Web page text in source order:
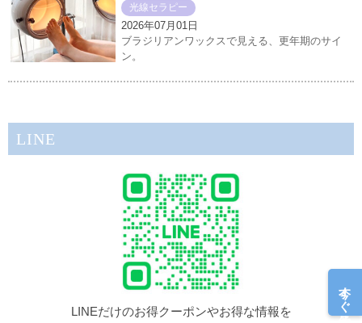
光線セラピー
2026年07月01日
ブラジリアンワックスで見える、更年期のサイ
ン。
LINE
LINEだけのお得クーポンやお得な情報を
今すぐ予約